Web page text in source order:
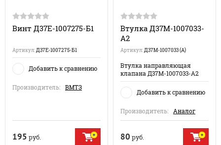
Винт Д37Е-1007275-Б1
Артикул:Д37Е-1007275-Б1
Добавить к сравнению
Производитель: ВМТЗ
195 руб.
Втулка Д37М-1007033-
А2
Артикул:Д37М-1007033 (А)
Втулка направляющая
клапана Д37М-1007033-А2
Добавить к сравнению
Производитель: Аналог
80 руб.